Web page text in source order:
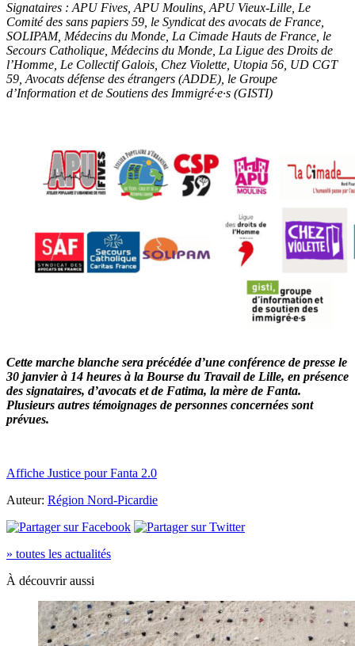
Signataires : APU Fives, APU Moulins, APU Vieux-Lille, Le
Comité des sans papiers 59, le Syndicat des avocats de France,
SOLIPAM, Médecins du Monde, La Cimade Hauts de France, le
Secours Catholique, Médecins du Monde, La Ligue des Droits de
l’Homme, Le Collectif Galois, Chez Violette, Utopia 56, UD CGT
59, Avocats défense des étrangers (ADDE), le Groupe
d’Information et de Soutiens des Immigré·e·s (GISTI)
Cette marche blanche sera précédée d’une conférence de presse le
30 janvier à 14 heures à la Bourse du Travail de Lille, en présence
des signataires, d’avocats et de Fatima, la mère de Fanta.
Plusieurs autres témoignages de personnes concernées sont
prévues.
Affiche Justice pour Fanta 2.0
Auteur: Région Nord-Picardie
» toutes les actualités
À découvrir aussi